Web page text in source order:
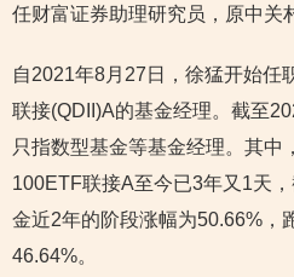
任财富证券助理研究员，原中关
自2021年8月27日，徐猛开始任
联接(QDII)A的基金经理。截至
只指数型基金等基金经理。其中
100ETF联接A至今已3年又1天
金近2年的阶段涨幅为50.66%，
46.64%。